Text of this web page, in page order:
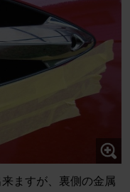
ますが、裏側の金属